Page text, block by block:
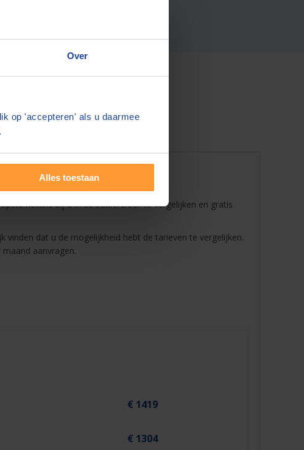
Over
op 'accepteren' als u daarmee
Alles toestaan
notaris bij u in de buurt! Door te vergelijken en gratis
dat u de mogelijkheid hebt de tarieven te vergelijken.
aanvragen.
€ 1419
€ 1304